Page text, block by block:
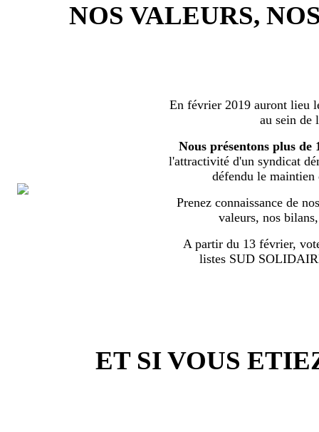
NOS VALEURS,
En février 2019 auront lieu
au sein de
Nous présentons plus de
l'attractivité d'un syndicat
défendu le maintien
Prenez connaissance de
valeurs, nos
A partir du 13 février,
listes SUD
ET SI VOUS